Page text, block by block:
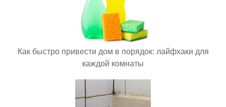
Как быстро привести дом в порядок: лайфхаки для
каждой комнаты